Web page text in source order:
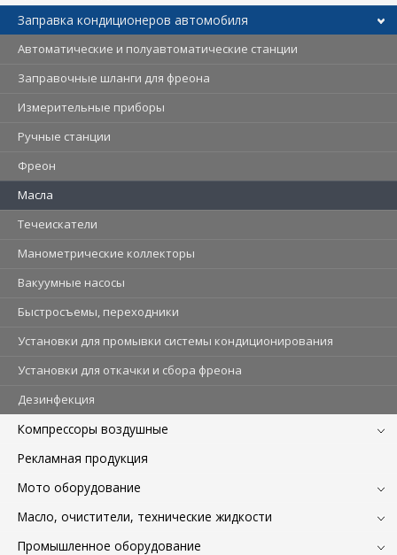
Заправка кондиционеров автомобиля
Автоматические и полуавтоматические станции
Заправочные шланги для фреона
Измерительные приборы
Ручные станции
Фреон
Масла
Течеискатели
Манометрические коллекторы
Вакуумные насосы
Быстросъемы, переходники
Установки для промывки системы кондиционирования
Установки для откачки и сбора фреона
Дезинфекция
Компрессоры воздушные
Рекламная продукция
Мото оборудование
Масло, очистители, технические жидкости
Промышленное оборудование